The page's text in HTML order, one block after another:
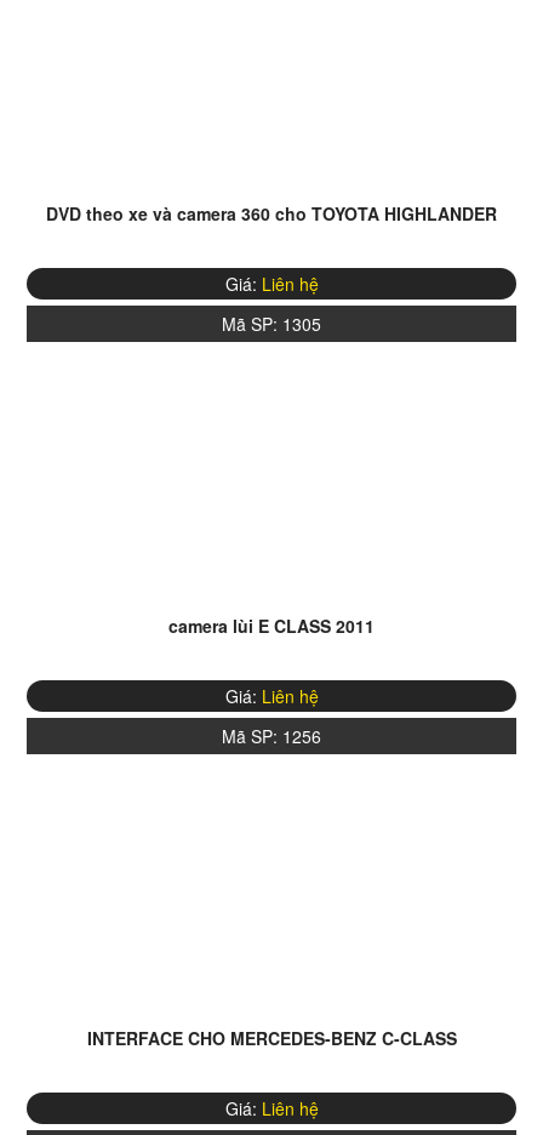
DVD theo xe và camera 360 cho TOYOTA HIGHLANDER
Giá: Liên hệ
Mã SP: 1305
camera lùi E CLASS 2011
Giá: Liên hệ
Mã SP: 1256
INTERFACE CHO MERCEDES-BENZ C-CLASS
Giá: Liên hệ